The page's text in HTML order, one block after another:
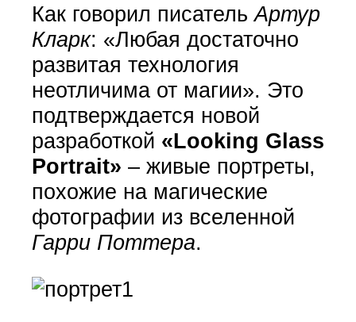
Как говорил писательАртур
Кларк: «Любая достаточно
развитая технология
неотличима от магии». Это
подтверждается новой
разработкой «Looking Glass
Portrait» – живые портреты,
похожие на магические
фотографии из вселенной
Гарри Поттера.